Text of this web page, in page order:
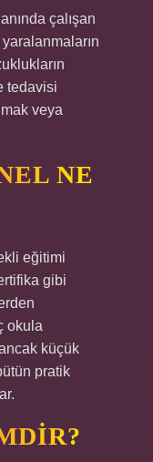
çalışan
tedavisi
veya
NE
eğitimi
gibi
okula
küçük
pratik